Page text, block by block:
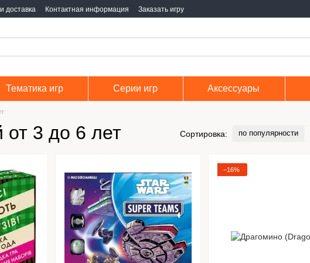
доставка Контактная информация Заказать игру
Тематика игр Серии игр Аксессуары
от 3 до 6 лет Сортировка: по популярности
−16%